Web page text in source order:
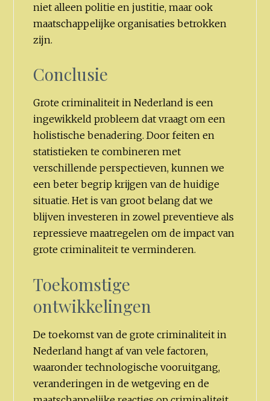
niet alleen politie en justitie, maar ook
maatschappelijke organisaties betrokken
zijn.
Conclusie
Grote criminaliteit in Nederland is een
ingewikkeld probleem dat vraagt om een
holistische benadering. Door feiten en
statistieken te combineren met
verschillende perspectieven, kunnen we
een beter begrip krijgen van de huidige
situatie. Het is van groot belang dat we
blijven investeren in zowel preventieve als
repressieve maatregelen om de impact van
grote criminaliteit te verminderen.
Toekomstige
ontwikkelingen
De toekomst van de grote criminaliteit in
Nederland hangt af van vele factoren,
waaronder technologische vooruitgang,
veranderingen in de wetgeving en de